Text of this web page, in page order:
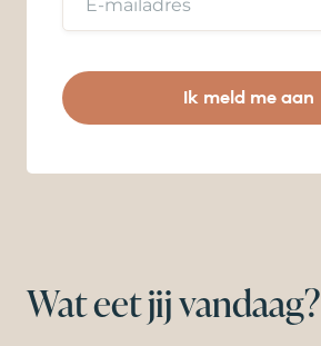
Ik meld me aan
Wat eet jij vandaag?